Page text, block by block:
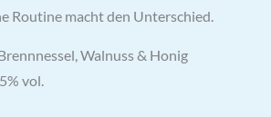
Routine macht den Unterschied.
Walnuss & Honig
vol.